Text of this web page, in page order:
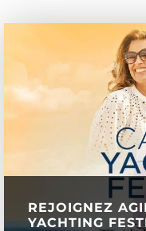
REJOIGNEZ
YACHTING